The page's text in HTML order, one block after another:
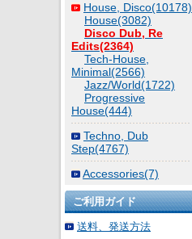
House, Disco(10178)
House(3082)
Disco Dub, Re
Edits(2364)
Tech-House,
Minimal(2566)
Jazz/World(1722)
Progressive
House(444)
Techno, Dub
Step(4767)
Accessories(7)
ご利用ガイド
送料、発送方法